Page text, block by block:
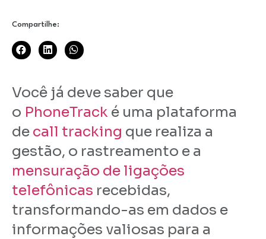
Compartilhe:
Você já deve saber que
o PhoneTrack é uma plataforma
de call tracking que realiza a
gestão, o rastreamento e a
mensuração de ligações
telefônicas recebidas,
transformando-as em dados e
informações valiosas para a